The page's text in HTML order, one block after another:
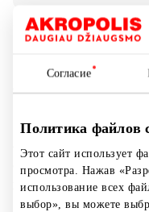
Согласие
Политика файлов
Этот сайт использует
просмотра. Нажав
использование всех
выбор», вы можете
ECCO — страстные
норм, мы стремимся
комфорта,
общества ЕССО по
общества. Мы не
хотим стать самыми